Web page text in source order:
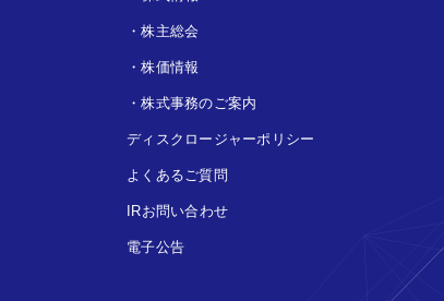
・株主総会
・株価情報
・株式事務のご案内
ディスクロージャーポリシー
よくあるご質問
IRお問い合わせ
電子公告